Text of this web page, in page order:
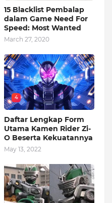
15 Blacklist Pembalap
dalam Game Need For
Speed: Most Wanted
March 27, 2020
4
Daftar Lengkap Form
Utama Kamen Rider Zi-
O Beserta Kekuatannya
May 13, 2022